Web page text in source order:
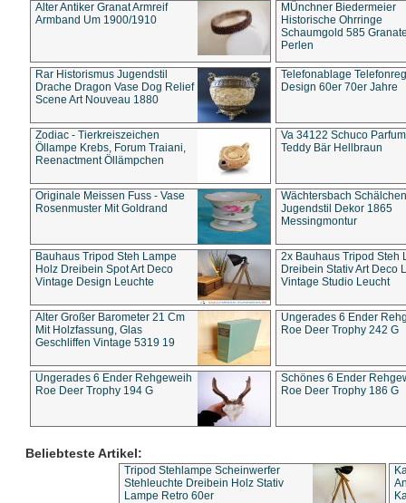
Alter Antiker Granat Armreif
Armband Um 1900/1910
MÜnchner Biedermeier
Historische Ohrringe
Schaumgold 585
Perlen
Rar Historismus Jugendstil
Drache Dragon Vase Dog Relief
Scene Art Nouveau 1880
Telefonablage
Design 60er 70er Jahre
Zodiac - Tierkreiszeichen
Öllampe Krebs, Forum Traiani,
Reenactment Öllämpchen
Va 34122 Schuco
Teddy Bär Hellbraun
Originale Meissen Fuss - Vase
Rosenmuster Mit Goldrand
Wächtersbach Schälchen
Jugendstil Dekor 1865
Messingmontur
Bauhaus Tripod Steh Lampe
Holz Dreibein Spot Art Deco
Vintage Design Leuchte
2x Bauhaus Tripod Steh
Dreibein Stativ Art Deco
Vintage Studio Leucht
Alter Großer Barometer 21 Cm
Mit Holzfassung, Glas
Geschliffen Vintage 5319 19
Ungerades 6 Ender
Roe Deer Trophy 242 G
Ungerades 6 Ender Rehgeweih
Roe Deer Trophy 194 G
Schönes 6 Ender
Roe Deer Trophy 186 G
Beliebteste Artikel:
Tripod Stehlampe Scheinwerfer
Stehleuchte Dreibein Holz Stativ
Lampe Retro 60er